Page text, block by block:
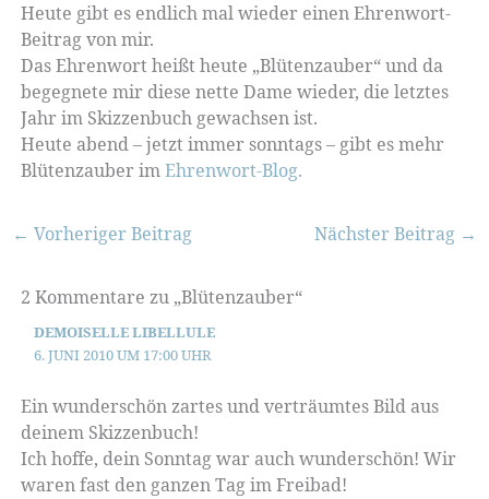
Heute gibt es endlich mal wieder einen Ehrenwort-
Beitrag von mir.
Das Ehrenwort heißt heute „Blütenzauber“ und da
begegnete mir diese nette Dame wieder, die letztes
Jahr im Skizzenbuch gewachsen ist.
Heute abend – jetzt immer sonntags – gibt es mehr
Blütenzauber imEhrenwort-Blog.
← Vorheriger Beitrag Nächster Beitrag →
2 Kommentare zu „Blütenzauber“
DEMOISELLE LIBELLULE
6. JUNI 2010 UM 17:00 UHR
Ein wunderschön zartes und verträumtes Bild aus
deinem Skizzenbuch!
Ich hoffe, dein Sonntag war auch wunderschön! Wir
waren fast den ganzen Tag im Freibad!